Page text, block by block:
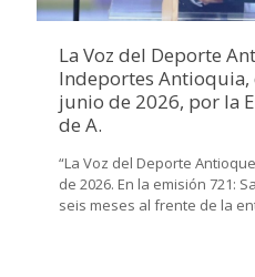
La Voz del Deporte
Indeportes Antioquia,
junio de 2026, por la
de A.
“La Voz del Deporte
de 2026. En la emisión 721:
seis meses al frente de la